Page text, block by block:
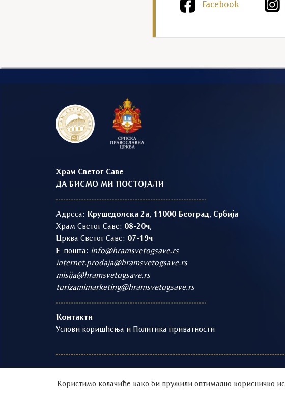
Facebook
Храм Светог Саве
ДА БИСМО МИ ПОСТОЈАЛИ
Адреса: Крушедолска 2а, 11000 Београд, Србија
Храм Светог Саве: 08-20ч,
Црква Светог Саве: 07-19ч
Е-пошта: info@hramsvetogsave.rs
internet.prodaja@hramsvetogsave.rs
misija@hramsvetogsave.rs
turizamimarketing@hramsvetogsave.rs
Контакти
Услови коришћења и Политика приватности
Користимо колачиће како би пружили оптимално корисничко